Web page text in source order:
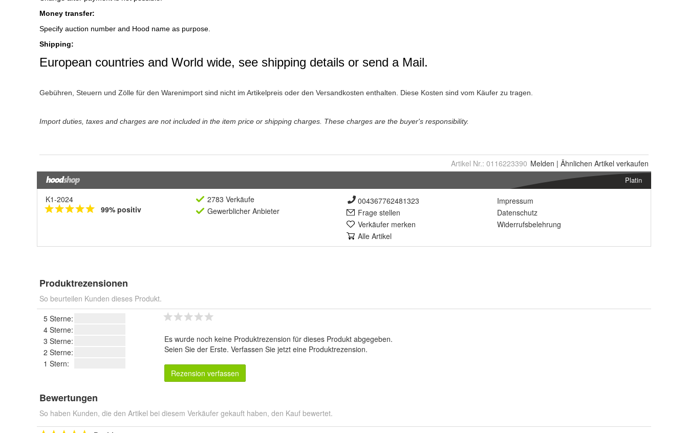
Artikel Nr.: 0116223390 Melden | Ähnlichen Artikel verkaufen
Platin
K1-2024
99% positiv
2783 Verkäufe
Gewerblicher Anbieter
004367762481323
Frage stellen
Verkäufer merken
Alle Artikel
Impressum
Datenschutz
Widerrufsbelehrung
Produktrezensionen
So beurteilen Kunden dieses Produkt.
5 Sterne:
4 Sterne:
3 Sterne:
2 Sterne:
1 Stern:
Es wurde noch keine Produktrezension für dieses Produkt abgegeben.
Seien Sie der Erste. Verfassen Sie jetzt eine Produktrezension.
Rezension verfassen
Bewertungen
So haben Kunden, die den Artikel bei diesem Verkäufer gekauft haben, den Kauf bewertet.